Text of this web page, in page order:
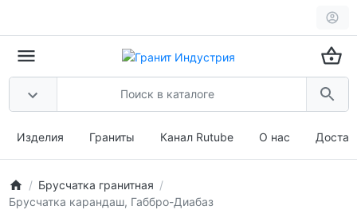
Изделия Граниты Канал Rutube О нас
Брусчатка гранитная
Брусчатка карандаш, Габбро-Диабаз